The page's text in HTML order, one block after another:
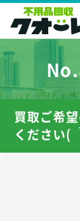
買取ご希
ください(